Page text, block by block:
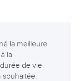
la meilleure
la
de vie
souhaitée.